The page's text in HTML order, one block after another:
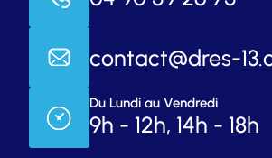
contact@dres-
Du Lundi au Vendredi
9h - 12h, 14h - 18h